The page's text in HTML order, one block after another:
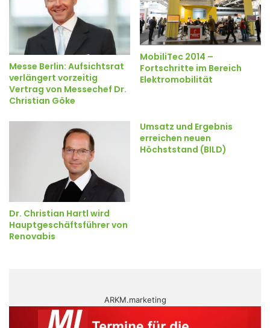
Messe Berlin: Aufsichtsrat
verlängert vorzeitig
Vertrag von Messechef Dr.
Christian Göke
MobiliTec 2014 –
Fortschritte im Bereich
Elektromobilität
Dr. Christian Hartl wird
Hauptgeschäftsführer von
Renovabis
Umsatz und Ergebnis
erreichen neuen
Höchststand (BILD)
ARKM.marketing